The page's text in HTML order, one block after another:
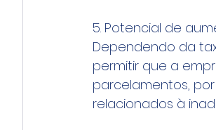
5. Potencial de
Dependendo da
permitir que a
parcelamentos,
relacionados à